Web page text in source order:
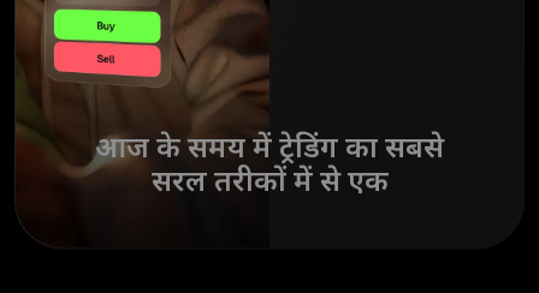
आज के समय में ट्रेडिंग का सबसे
सरल तरीकों में से एक